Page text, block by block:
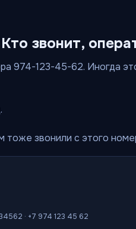
звонит,
974-123-45-62. Иногда
тоже звонили с этого
· +7 974 123 45 62